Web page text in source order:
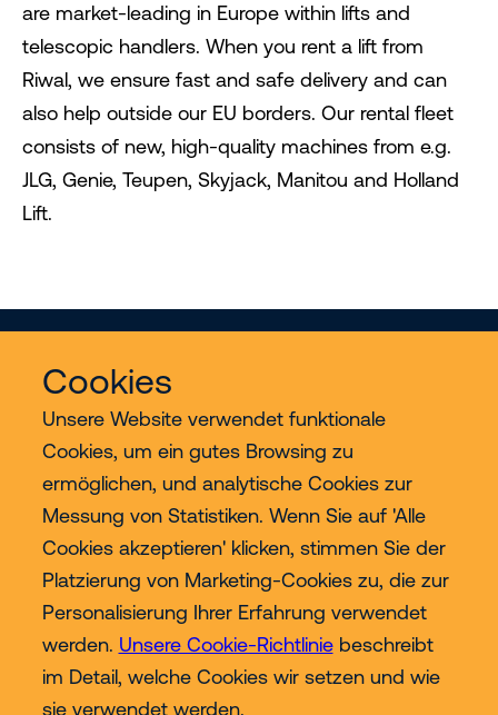
Cookies
Unsere Website verwendet funktionale
Cookies, um ein gutes Browsing zu
ermöglichen, und analytische Cookies zur
Messung von Statistiken. Wenn Sie auf 'Alle
Cookies akzeptieren' klicken, stimmen Sie der
Platzierung von Marketing-Cookies zu, die zur
Personalisierung Ihrer Erfahrung verwendet
werden. Unsere Cookie-Richtliniebeschreibt
im Detail, welche Cookies wir setzen und wie
sie verwendet werden.
are market-leading in Europe within lifts and
telescopic handlers. When you rent a lift from
Riwal, we ensure fast and safe delivery and can
also help outside our EU borders. Our rental fleet
consists of new, high-quality machines from e.g.
JLG, Genie, Teupen, Skyjack, Manitou and Holland
Lift.
Services
Industrien
Contact
Mehr